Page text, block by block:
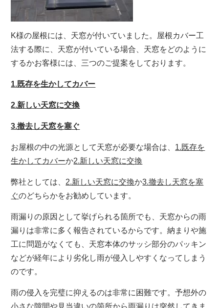
K様の屋根には、天窓が付いていました。屋根カバー工
法する際に、天窓が付いている場合、天窓をどのように
するかお客様には、三つのご提案をしております。
1.既存を生かしてカバー
2.新しい天窓に交換
3.撤去し天窓を塞ぐ
お屋根の中の光源として天窓が必要な場合は、 1.既存を
生かしてカバーか2.新しい天窓に交換
弊社としては、 2.新しい天窓に交換か3.撤去し天窓を塞
ぐのどちらかをお勧めしています。
雨漏りの原因として挙げられる箇所でも、天窓からの雨
漏りは非常に多く報告されているからです。納まりや施
工に問題がなくても、天窓本体のサッシ部分のパッキン
などが経年により劣化し雨が侵入しやすくなってしまう
のです。
雨の侵入を完璧に抑えるのは非常に困難です。予想外の
小さな隙間や見当違いの箇所から雨漏りは突然してきま